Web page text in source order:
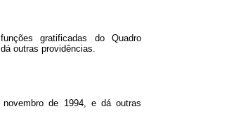
gratificadas do Quadro
outras providências.
de 1994, e dá outras